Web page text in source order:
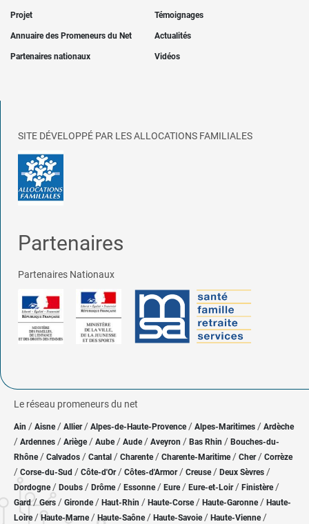
Projet Témoignages
Annuaire des Promeneurs du Net Actualités
Partenaires nationaux Vidéos
SITE DÉVELOPPÉ PAR LES ALLOCATIONS FAMILIALES
Partenaires
Partenaires Nationaux
Le réseau promeneurs du net
Ain / Aisne/ Allier/ Alpes-de-Haute-Provence / Alpes-Maritimes / Ardèche
/ Ardennes / Ariège/ Aube/ Aude / Aveyron / Bas Rhin / Bouches-du-
Rhône/ Calvados / Cantal / Charente / Charente-Maritime/ Cher / Corrèze
/ Corse-du-Sud / Côte-d'Or / Côtes-d'Armor/ Creuse/ Deux Sèvres /
Dordogne/ Doubs / Drôme/ Essonne / Eure/ Eure-et-Loir / Finistère/
Gard/Gers / Gironde/ Haut-Rhin / Haute-Corse/ Haute-Garonne/ Haute-
Loire/Haute-Marne/ Haute-Saône/ Haute-Savoie/ Haute-Vienne/